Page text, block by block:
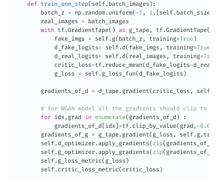
def train_one_step( self, batch_images ) :
        batch_z
= np. random. uniform( -1, 1, self. batch_size
        real_images
= batch_images
with tf.GradientTape( ) as g_tape, tf.GradientTape(
            fake_imgs
= self. g( batch_z , training=True )
            d_fake_logits
= self.d ( fake_imgs , training=True
            d_real_logits
= self.d ( real_images , training=True
            critic_loss
=tf. reduce_mean(d_fake_logits-
            g_loss
= self. g_loss_fun(d_fake_logits )
        gradients_of_d
= d_tape. gradient( critic_loss , self
# for WGAN model all the gradients should clip to
for idx, grad in enumerate( gradients_of_d )
:
            gradients_of_d
idx =tf. clip_by_value( grad , -0.01
        gradients_of_g
= g_tape. gradient( g_loss , self. g.
        self
.d_optimizer.apply_gradients( zip( gradients_of_d
        self
. g_optimizer.apply_gradients( zip( gradients_of_g
        self
. g_loss_metric( g_loss )
        self
. critic_loss_metric( critic_loss )